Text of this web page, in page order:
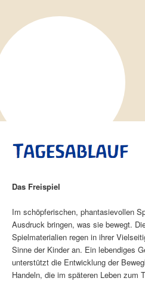
Das Freispiel
Im schöpferischen, phantasievollen
Ausdruck bringen, was sie bewegt.
Spielmaterialien regen in ihrer
Sinne der Kinder an. Ein lebendiges
unterstützt die Entwicklung der
Handeln, die im späteren Leben zum